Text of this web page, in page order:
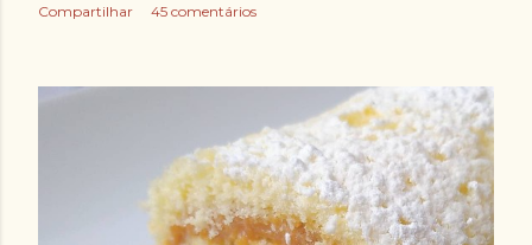
Compartilhar 45 comentários